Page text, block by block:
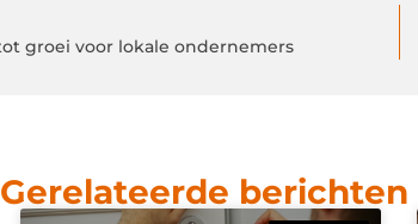
groei voor lokale ondernemers
Gerelateerde berichten